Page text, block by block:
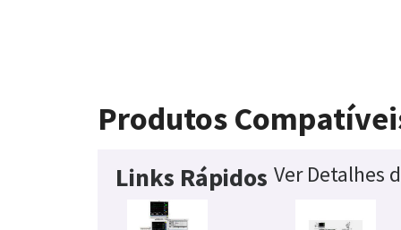
Produtos
Links Rápidos Ver Detalhes